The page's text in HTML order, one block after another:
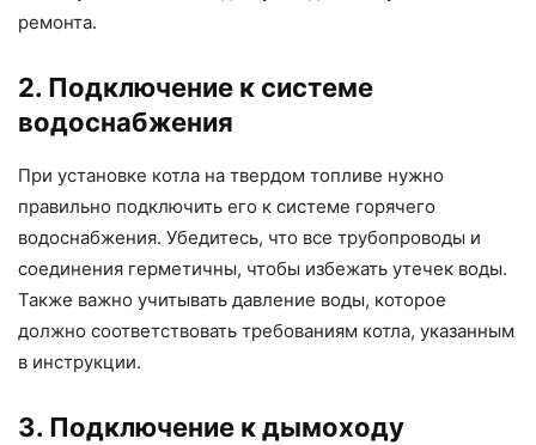
ремонта.
2. Подключение к системе
водоснабжения
При установке котла на твердом топливе нужно
правильно подключить его к системе горячего
водоснабжения. Убедитесь, что все трубопроводы и
соединения герметичны, чтобы избежать утечек воды.
Также важно учитывать давление воды, которое
должно соответствовать требованиям котла, указанным
в инструкции.
3. Подключение к дымоходу